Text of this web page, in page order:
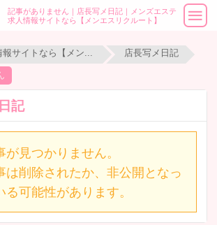
記事がありません｜店長写メ日記｜メンズエステ
求人情報サイトなら【メンエスリクルート】
店長写メ日記
記
が見つかりません。
は削除されたか、非公開となっ
る可能性があります。